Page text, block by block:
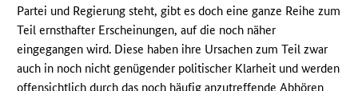
Partei und Regierung steht, gibt es doch eine ganze Reihe zum
Teil ernsthafter Erscheinungen, auf die noch näher
eingegangen wird. Diese haben ihre Ursachen zum Teil zwar
auch in noch nicht genügender politischer Klarheit und werden
offensichtlich durch das noch häufig anzutreffende Abhören